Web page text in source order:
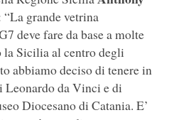
grande vetrina
deve fare da base a molte
Sicilia al centro degli
abbiamo deciso di tenere in
Leonardo da Vinci e di
Diocesano di Catania. E’